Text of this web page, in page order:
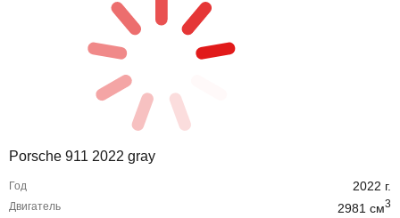
Porsche 911 2022 gray
Год 2022 г.
Двигатель 2981 cм3